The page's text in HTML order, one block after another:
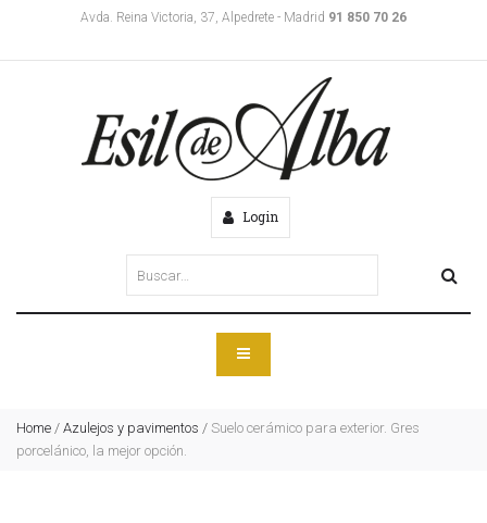
Avda. Reina Victoria, 37, Alpedrete - Madrid 91 850 70 26
Login
Home / Azulejos y pavimentos / Suelo cerámico para exterior. Gres
porcelánico, la mejor opción.